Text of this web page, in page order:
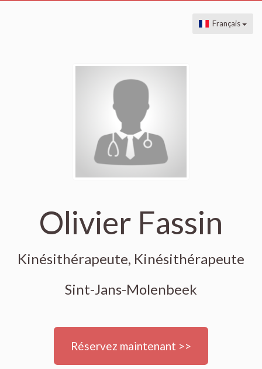
Français
Olivier Fassin
Kinésithérapeute, Kinésithérapeute
Sint-Jans-Molenbeek
Réservez maintenant >>